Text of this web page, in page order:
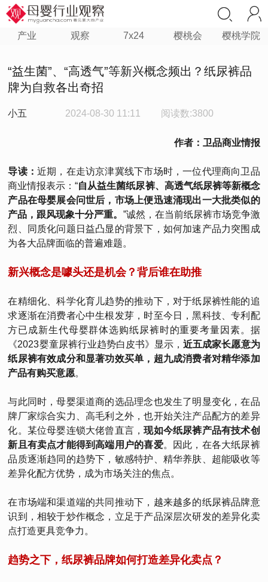
产业 观察 7x24 樱桃会 樱桃学院
“益生菌”、“高透气”等新兴概念频出？纸尿裤品
牌为自救各出奇招
小五 2024-08-30 11:11 阅读数:3800
作者：卫品商业情报
导读：近期，在走访京津冀线下市场时，一位代理商向卫品
商业情报表示：“自从益生菌纸尿裤、高透气纸尿裤等新概念
产品在母婴展会问世后，市场上便迅速涌现出一大批类似的
产品，跟风现象十分严重。 ”诚然，在当前纸尿裤市场竞争激
烈、同质化问题日益凸显的背景下，如何加速产品力突围成
为各大品牌面临的普遍难题。
新兴概念是噱头还是机会？背后谁在助推
在精细化、科学化育儿趋势的推动下，对于纸尿裤性能的追
求逐渐在消费者心中生根发芽，时至今日，黑科技、专利配
方已成新生代母婴群体选购纸尿裤时的重要考量因素。据
《2023婴童尿裤行业趋势白皮书》显示，近五成家长愿意为
纸尿裤有效成分和显著功效买单，超九成消费者对精华添加
产品有购买意愿。
与此同时，母婴渠道商的选品理念也发生了明显变化，在品
牌厂家综合实力、高毛利之外，也开始关注产品配方的差异
化。某位母婴连锁大佬曾直言，现如今纸尿裤产品有技术创
新且有卖点才能得到高端用户的喜爱。因此，在各大纸尿裤
品质逐渐趋同的趋势下，敏感特护、精华养肤、超能吸收等
差异化配方优势，成为市场关注的焦点。
在市场端和渠道端的共同推动下，越来越多的纸尿裤品牌意
识到，相较于炒作概念，立足于产品深层次研发的差异化卖
点打造更具竞争力。
趋势之下，纸尿裤品牌如何打造差异化卖点？